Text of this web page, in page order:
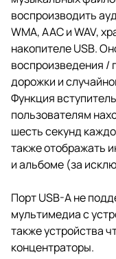
воспроизводить
WMA, AAC и WAV,
накопителе USB.
воспроизведения
дорожки и
Функция
пользователям
шесть секунд
также отображать
и альбоме (за
Порт USB-A не
мультимедиа с
также устройства
концентраторы.